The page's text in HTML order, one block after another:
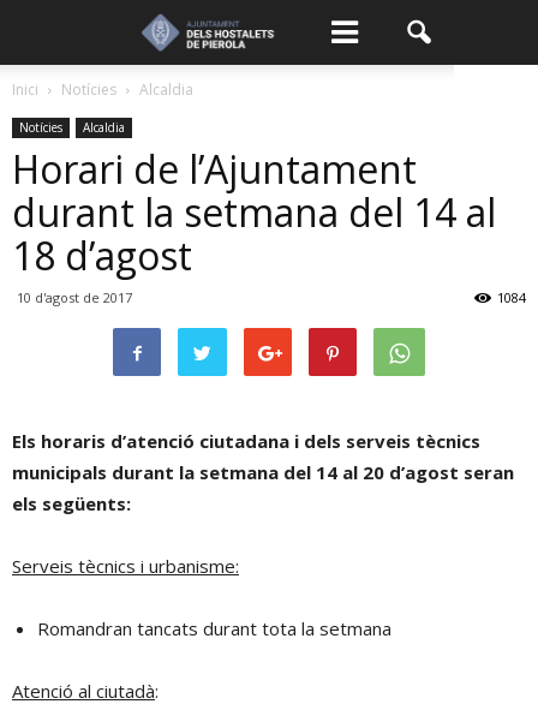
Inici Notícies Alcaldia
Notícies Alcaldia
Horari de l’Ajuntament
durant la setmana del 14 al
18 d’agost
10 d'agost de 2017 1084
Els horaris d’atenció ciutadana i dels serveis tècnics
municipals durant la setmana del 14 al 20 d’agost seran
els següents:
Serveis tècnics i urbanisme:
Romandran tancats durant tota la setmana
Atenció al ciutadà: